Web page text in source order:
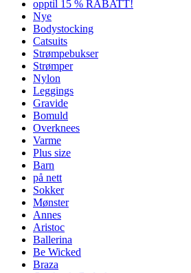
opptil 15 % RABATT!
Nye
Bodystocking
Catsuits
Strømpebukser
Strømper
Nylon
Leggings
Gravide
Bomuld
Overknees
Varme
Plus size
Barn
på nett
Sokker
Mønster
Annes
Aristoc
Ballerina
Be Wicked
Braza